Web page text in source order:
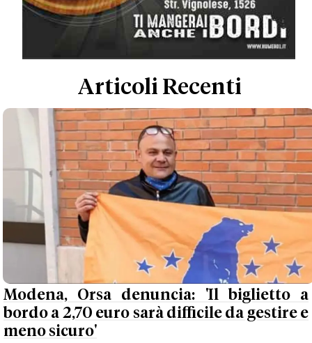
Articoli Recenti
Modena, Orsa denuncia: 'Il biglietto a
bordo a 2,70 euro sarà difficile da gestire e
meno sicuro'